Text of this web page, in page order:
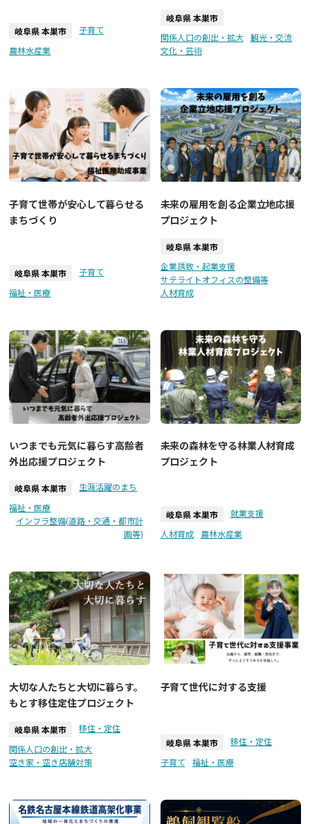
岐阜県 本巣市
子育て
農林水産業
岐阜県 本巣市
関係人口の創出・拡大
観光・交流
文化・芸術
子育て世帯が安心して暮らせる
まちづくり
岐阜県 本巣市
子育て
福祉・医療
未来の雇用を創る企業立地応援
プロジェクト
岐阜県 本巣市
企業誘致・起業支援
サテライトオフィスの整備等
人材育成
いつまでも元気に暮らす高齢者
外出応援プロジェクト
岐阜県 本巣市
生涯活躍のまち
福祉・医療
インフラ整備(道路・交通・都市計
画等)
未来の森林を守る林業人材育成
プロジェクト
岐阜県 本巣市
就業支援
人材育成
農林水産業
大切な人たちと大切に暮らす。
もとす移住定住プロジェクト
岐阜県 本巣市
移住・定住
関係人口の創出・拡大
空き家・空き店舗対策
子育て世代に対する支援
岐阜県 本巣市
移住・定住
子育て
福祉・医療